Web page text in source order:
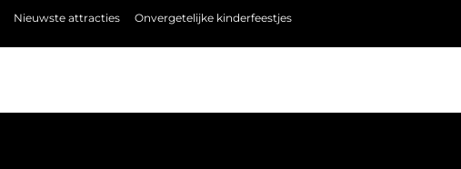
Nieuwste attracties Onvergetelijke kinderfeestjes